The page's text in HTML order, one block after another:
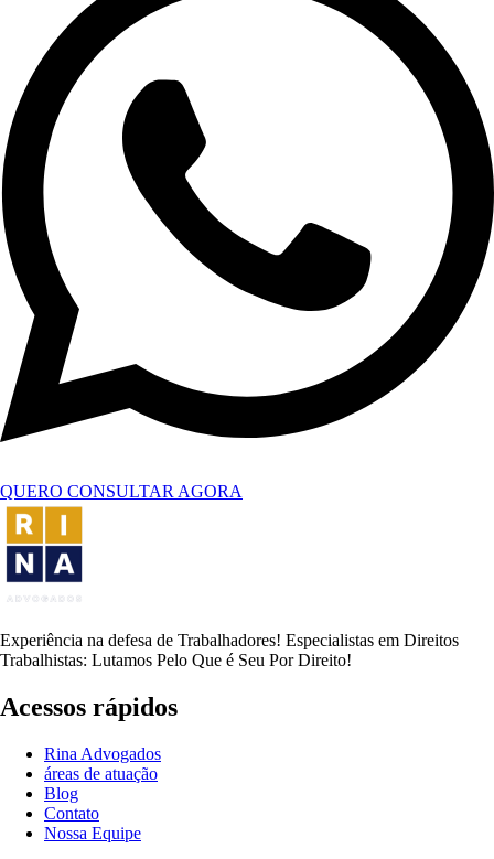
QUERO CONSULTAR AGORA
Experiência na defesa de Trabalhadores! Especialistas em Direitos
Trabalhistas: Lutamos Pelo Que é Seu Por Direito!
Acessos rápidos
Rina Advogados
áreas de atuação
Blog
Contato
Nossa Equipe